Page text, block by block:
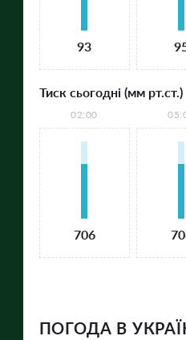
93
Тиск сьогодні (мм рт.ст.)
02:00
706
ПОГОДА В